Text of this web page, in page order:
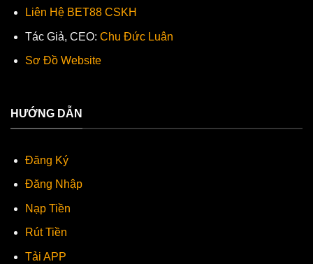
Liên Hệ BET88 CSKH
Tác Giả, CEO: Chu Đức Luân
Sơ Đồ Website
HƯỚNG DẪN
Đăng Ký
Đăng Nhập
Nạp Tiền
Rút Tiền
Tải APP